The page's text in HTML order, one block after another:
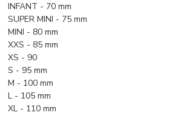
INFANT - 70 mm
SUPER MINI - 75 mm
MINI - 80 mm
XXS - 85 mm
XS - 90
S - 95 mm
M - 100 mm
L - 105 mm
XL - 110 mm